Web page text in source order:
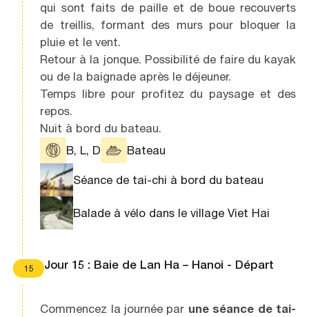
qui sont faits de paille et de boue recouverts
de treillis, formant des murs pour bloquer la
pluie et le vent.
Retour à la jonque. Possibilité de faire du kayak
ou de la baignade après le déjeuner.
Temps libre pour profitez du paysage et des
repos.
Nuit à bord du bateau.
B, L, D
Bateau
Séance de tai-chi à bord du bateau
Balade à vélo dans le village Viet Hai
15 Jour 15 : Baie de Lan Ha – Hanoi - Départ
Commencez la journée par une séance de tai-